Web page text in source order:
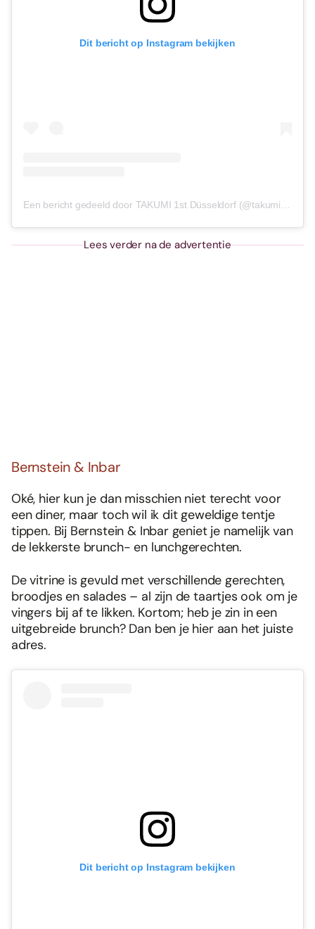
Dit bericht op Instagram bekijken
Lees verder na de advertentie
Bernstein & Inbar
Oké, hier kun je dan misschien niet terecht voor
een diner, maar toch wil ik dit geweldige tentje
tippen. Bij Bernstein & Inbar geniet je namelijk van
de lekkerste brunch- en lunchgerechten.
De vitrine is gevuld met verschillende gerechten,
broodjes en salades – al zijn de taartjes ook om je
vingers bij af te likken. Kortom; heb je zin in een
uitgebreide brunch? Dan ben je hier aan het juiste
adres.
Dit bericht op Instagram bekijken